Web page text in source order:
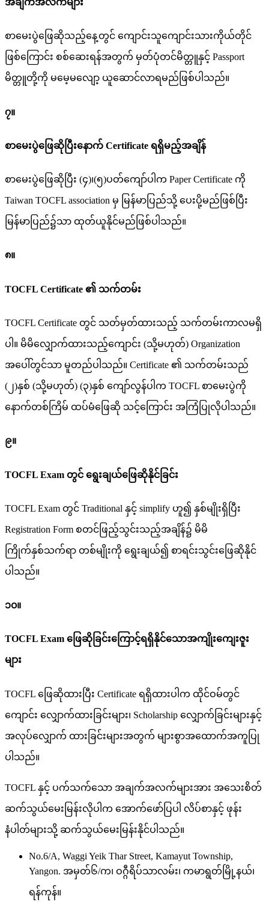
အချက်အလက်များ
စာမေးပွဲဖြေဆိုသည့်နေ့တွင် ကျောင်းသူကျောင်းသားကိုယ်တိုင်
ဖြစ်ကြောင်း စစ်ဆေးရန်အတွက် မှတ်ပုံတင်မိတ္တူနှင့် Passport
မိတ္တူတို့ကို မမေ့မလျော့ ယူဆောင်လာရမည်ဖြစ်ပါသည်။
၇။
စာမေးပွဲဖြေဆိုပြီးနောက် Certificate ရရှိမည့်အချိန်
စာမေးပွဲဖြေဆိုပြီး (၄)၊(၅)ပတ်ကျော်ပါက Paper Certificate ကို
Taiwan TOCFL association မှ မြန်မာပြည်သို့ ပေးပို့မည်ဖြစ်ပြီး
မြန်မာပြည်၌သာ ထုတ်ယူနိုင်မည်ဖြစ်ပါသည်။
၈။
TOCFL Certificate ၏ သက်တမ်း
TOCFL Certificate တွင် သတ်မှတ်ထားသည့် သက်တမ်းကာလမရှိ
ပါ။ မိမိလျှောက်ထားသည့်ကျောင်း (သို့မဟုတ်) Organization
အပေါ်တွင်သာ မူတည်ပါသည်။ Certificate ၏ သက်တမ်းသည်
(၂)နှစ် (သို့မဟုတ်) (၃)နှစ် ကျော်လွန်ပါက TOCFL စာမေးပွဲကို
နောက်တစ်ကြိမ် ထပ်မံဖြေဆို သင့်ကြောင်း အကြံပြုလိုပါသည်။
၉။
TOCFL Exam တွင် ရွေးချယ်ဖြေဆိုနိုင်ခြင်း
TOCFL Exam တွင် Traditional နှင့် simplify ဟူ၍ နှစ်မျိုးရှိပြီး
Registration Form စတင်ဖြည့်သွင်းသည့်အချိန်၌ မိမိ
ကြိုက်နှစ်သက်ရာ တစ်မျိုးကို ရွေးချယ်၍ စာရင်းသွင်းဖြေဆိုနိုင်
ပါသည်။
၁၀။
TOCFL Exam ဖြေဆိုခြင်းကြောင့်ရရှိနိုင်သောအကျိုးကျေးဇူး
များ
TOCFL ဖြေဆိုထားပြီး Certificate ရရှိထားပါက ထိုင်ဝမ်တွင်
ကျောင်း လျှောက်ထားခြင်းများ၊ Scholarship လျှောက်ခြင်းများနှင့်
အလုပ်လျှောက် ထားခြင်းများအတွက် များစွာအထောက်အကူပြု
ပါသည်။
TOCFL နှင့် ပက်သက်သော အချက်အလက်များအား အသေးစိတ်
ဆက်သွယ်မေးမြန်းလိုပါက အောက်ဖော်ပြပါ လိပ်စာနှင့် ဖုန်း
နံပါတ်များသို့ ဆက်သွယ်မေးမြန်းနိုင်ပါသည်။
No.6/A, Waggi Yeik Thar Street, Kamayut Township,
Yangon. အမှတ်၆/က၊ ဝဂ္ဂီရိပ်သာလမ်း၊ ကမာရွတ်မြို့နယ်၊
ရန်ကုန်။